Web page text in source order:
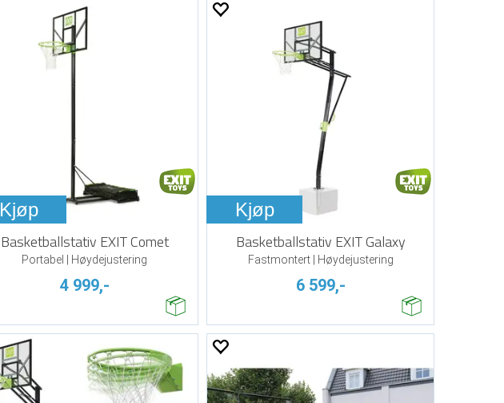
Kjøp
Basketballstativ EXIT Comet
Portabel | Høydejustering
4 999,-
Kjøp
Basketballstativ EXIT Galaxy
Fastmontert | Høydejustering
6 599,-